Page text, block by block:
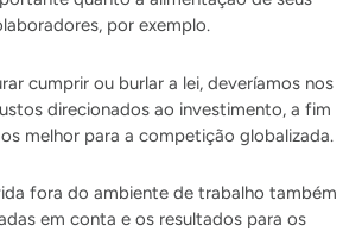
por exemplo.
cumprir ou burlar a lei, deveríamos nos
direcionados ao investimento, a fim
melhor para a competição globalizada.
fora do ambiente de trabalho também
em conta e os resultados para os